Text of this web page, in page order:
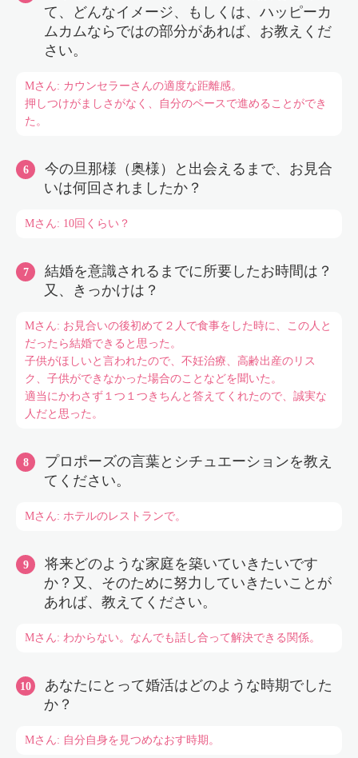
て、どんなイメージ、もしくは、ハッピーカ
ムカムならではの部分があれば、お教えくだ
さい。
Mさん: カウンセラーさんの適度な距離感。
押しつけがましさがなく、自分のペースで進めることができ
た。
今の旦那様（奥様）と出会えるまで、お見合
いは何回されましたか？
Mさん: 10回くらい？
結婚を意識されるまでに所要したお時間は？
又、きっかけは？
Mさん: お見合いの後初めて２人で食事をした時に、この人と
だったら結婚できると思った。
子供がほしいと言われたので、不妊治療、高齢出産のリス
ク、子供ができなかった場合のことなどを聞いた。
適当にかわさず１つ１つきちんと答えてくれたので、誠実な
人だと思った。
プロポーズの言葉とシチュエーションを教え
てください。
Mさん: ホテルのレストランで。
将来どのような家庭を築いていきたいです
か？又、そのために努力していきたいことが
あれば、教えてください。
Mさん: わからない。なんでも話し合って解決できる関係。
あなたにとって婚活はどのような時期でした
か？
Mさん: 自分自身を見つめなおす時期。